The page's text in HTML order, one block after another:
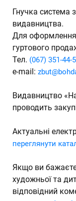
Гнучка система
видавництва.
Для оформлення
гуртового
Тел. (067) 351-44-
e-mail:
Видавництво
проводить
Актуальні
переглянути
Якщо ви
художньої та
відповідний